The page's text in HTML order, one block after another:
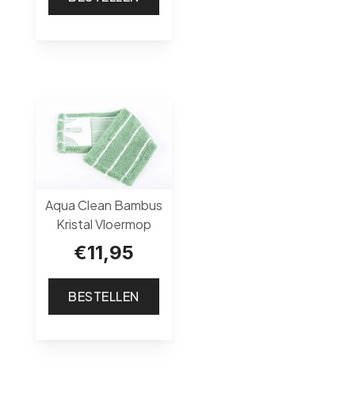
Aqua Clean Bambus
Kristal Vloermop
€11,95
BESTELLEN